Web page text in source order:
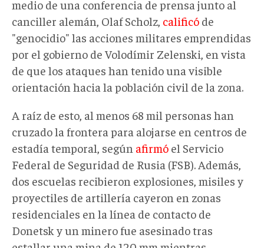
medio de una conferencia de prensa junto al
canciller alemán, Olaf Scholz, calificó de
"genocidio" las acciones militares emprendidas
por el gobierno de Volodímir Zelenski, en vista
de que los ataques han tenido una visible
orientación hacia la población civil de la zona.
A raíz de esto, al menos 68 mil personas han
cruzado la frontera para alojarse en centros de
estadía temporal, según afirmó el Servicio
Federal de Seguridad de Rusia (FSB). Además,
dos escuelas recibieron explosiones, misiles y
proyectiles de artillería cayeron en zonas
residenciales en la línea de contacto de
Donetsk y un minero fue asesinado tras